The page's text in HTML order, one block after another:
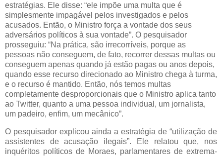
estratégias. Ele disse: “ele impõe uma multa que é
simplesmente impagável pelos investigados e pelos
acusados. Então, o Ministro força a vontade dos seus
adversários políticos à sua vontade”. O pesquisador
prosseguiu: “Na prática, são irrecorríveis, porque as
pessoas não conseguem, de fato, recorrer dessas multas ou
conseguem apenas quando já estão pagas ou anos depois,
quando esse recurso direcionado ao Ministro chega à turma,
e o recurso é mantido. Então, nós temos multas
completamente desproporcionais que o Ministro aplica tanto
ao Twitter, quanto a uma pessoa individual, um jornalista,
um padeiro, enfim, um mecânico”.
O pesquisador explicou ainda a estratégia de “utilização de
assistentes de acusação ilegais”. Ele relatou que, nos
inquéritos políticos de Moraes, parlamentares de extrema-